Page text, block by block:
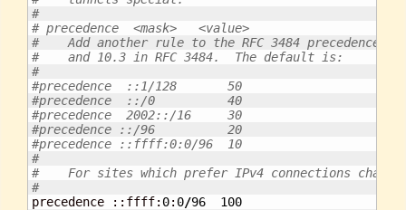
#
# precedence  <mask>   <value>
#    Add another rule to the RFC 3484 precedence
#    and 10.3 in RFC 3484.  The default is:
#
#precedence  ::1/128       50
#precedence  ::/0          40
#precedence  2002::/16     30
#precedence ::/96          20
#precedence ::ffff:0:0/96  10
#
#    For sites which prefer IPv4 connections
#
precedence ::ffff: 0: 0/96
100